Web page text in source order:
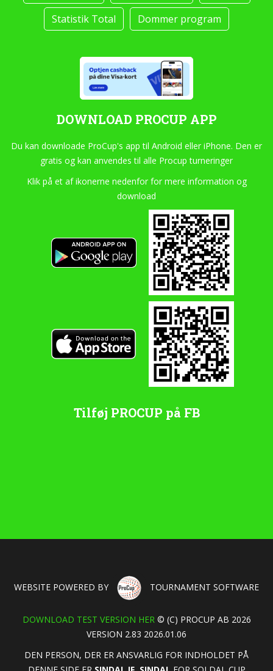
Statistik Total
Dommer program
DOWNLOAD PROCUP APP
Du kan downloade ProCup's app til Android eller iPhone. Den er
gratis og kan anvendes til alle Procup turneringer
Klik på et af ikonerne nedenfor for mere information og
download
Tilføj PROCUP på FB
WEBSITE POWERED BY TOURNAMENT SOFTWARE
DOWNLOAD TEST VERSION HER© (C) PROCUP AB 2026
VERSION 2.83 2026.01.06
DEN PERSON, DER ER ANSVARLIG FOR INDHOLDET PÅ